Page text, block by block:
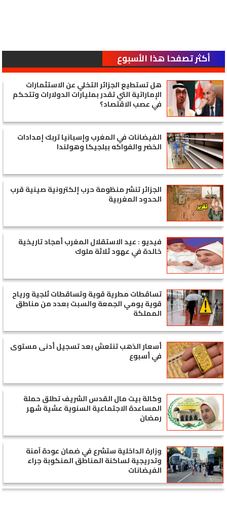
أكثر تصفحا هذا الأسبوع
هل تستطيع الجزائر التخلي عن الاستثمارات
الإماراتية التي تقدر بمليارات الدولارات وتتحكم
في عصب الاقتصاد؟
الفيضانات في المغرب وإسبانيا تربك إمدادات
الخضر والفواكه ببلجيكا وهولندا
الجزائر تنشر منظومة حرب إلكترونية صينية قرب
الحدود المغربية
فيديو : عيد الاستقلال المغرب أمجاد تاريخية
خالدة في عهود ثلاثة ملوك
تساقطات مطرية قوية وتساقطات ثلجية ورياح
قوية يومي الجمعة والسبت بعدد من مناطق
المملكة
أسعار الذهب تنتعش بعد تسجيل أدنى مستوى
في أسبوع
وكالة بيت مال القدس الشريف تطلق حملة
المساعدة الاجتماعية السنوية عشية شهر
رمضان
وزارة الداخلية ستشرع في ضمان عودة آمنة
وتدريجية لساكنة المناطق المنكوبة جراء
الفيضانات